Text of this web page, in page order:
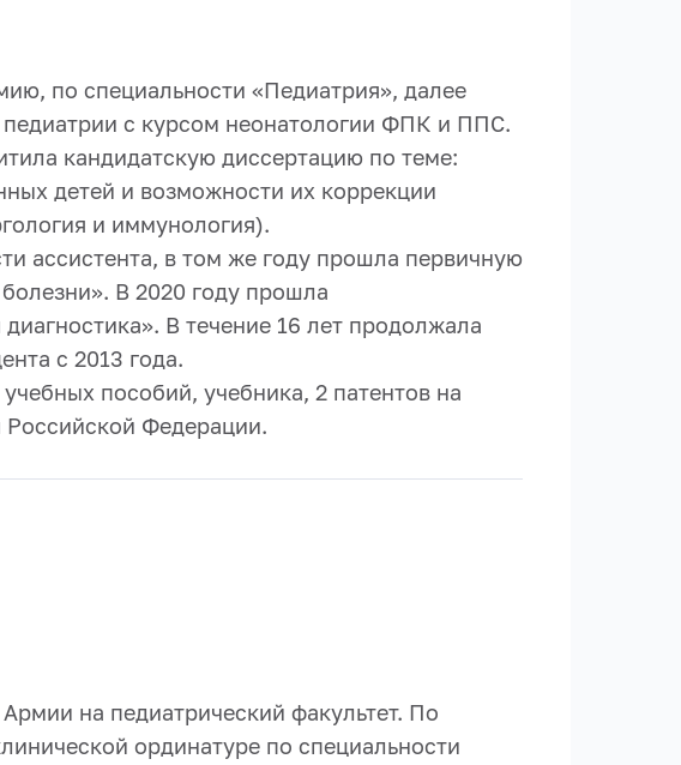
по специальности «Педиатрия», далее
педиатрии с курсом неонатологии ФПК и ППС.
кандидатскую диссертацию по теме:
детей и возможности их коррекции
и иммунология).
ассистента, в том же году прошла первичную
В 2020 году прошла
В течение 16 лет продолжала
с 2013 года.
пособий, учебника, 2 патентов на
Российской Федерации.
на педиатрический факультет. По
ординатуре по специальности